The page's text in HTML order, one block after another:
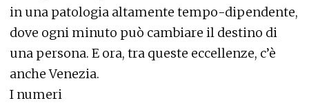
in una patologia altamente tempo-dipendente,
dove ogni minuto può cambiare il destino di
una persona. E ora, tra queste eccellenze, c’è
anche Venezia.
I numeri